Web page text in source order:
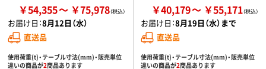
￥54,355 ￥75,978
お届け日：8月12日（水）
直送品
使用荷重(t)・テーブル寸法(mm)・販売単位
違いの商品が2商品あります
￥40,179 ￥55,171
お届け日：8月19日（水）まで
直送品
使用荷重(t)・テーブル寸法(mm)・販売単位
違いの商品が2商品あります